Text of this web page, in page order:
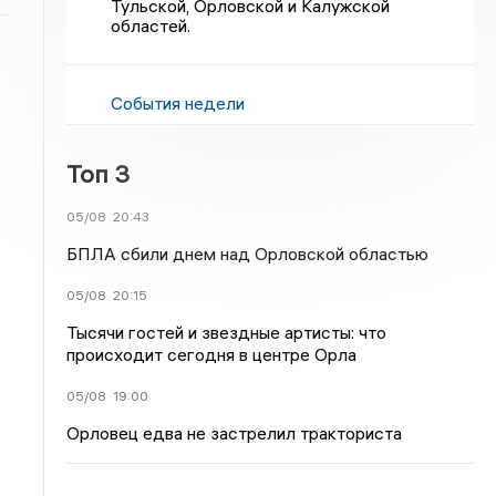
Тульской, Орловской и Калужской
областей.
События недели
Топ 3
05/08 20:43
БПЛА сбили днем над Орловской областью
05/08 20:15
Тысячи гостей и звездные артисты: что
происходит сегодня в центре Орла
05/08 19:00
Орловец едва не застрелил тракториста